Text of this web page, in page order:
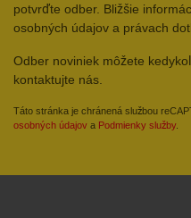
potvrďte odber. Bližšie
osobných údajov a právach
Odber noviniek môžete
kontaktujte nás.
Táto stránka je chránená službou
osobných údajov a Podmienky služby.